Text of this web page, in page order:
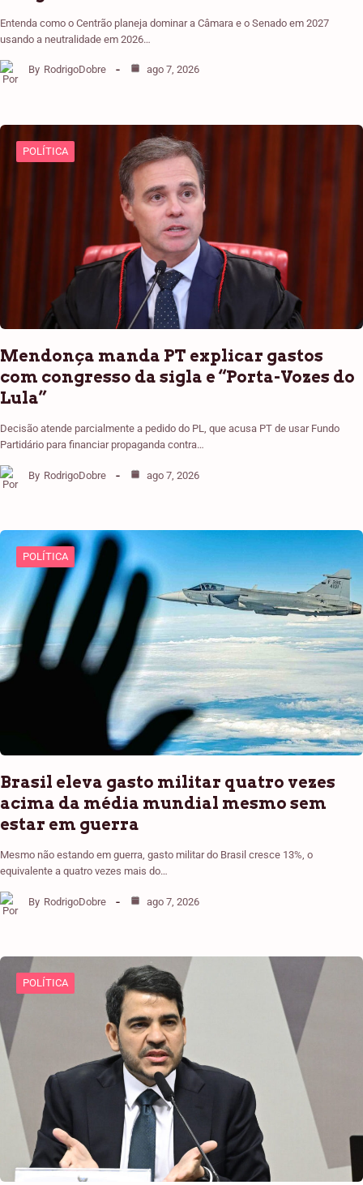
Entenda como o Centrão planeja dominar a Câmara e o Senado em 2027
usando a neutralidade em 2026…
By RodrigoDobre ago 7, 2026
POLÍTICA
Mendonça manda PT explicar gastos
com congresso da sigla e “Porta-Vozes do
Lula”
Decisão atende parcialmente a pedido do PL, que acusa PT de usar Fundo
Partidário para financiar propaganda contra…
By RodrigoDobre ago 7, 2026
POLÍTICA
Brasil eleva gasto militar quatro vezes
acima da média mundial mesmo sem
estar em guerra
Mesmo não estando em guerra, gasto militar do Brasil cresce 13%, o
equivalente a quatro vezes mais do…
By RodrigoDobre ago 7, 2026
POLÍTICA